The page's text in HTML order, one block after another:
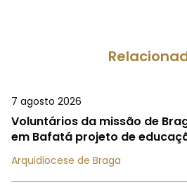
7 agosto 2026
Voluntários da missão de
em Bafatá projeto de
Arquidiocese de Braga